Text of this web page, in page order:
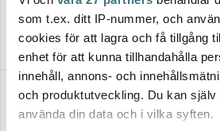
som t.ex. ditt IP-nummer, och
cookies för att lagra och få tillgång
enhet för att kunna tillhandahålla
innehåll, annons- och
och produktutveckling. Du kan
använda din data och i vilka syften.
I lager I
40%
Lagerrensning